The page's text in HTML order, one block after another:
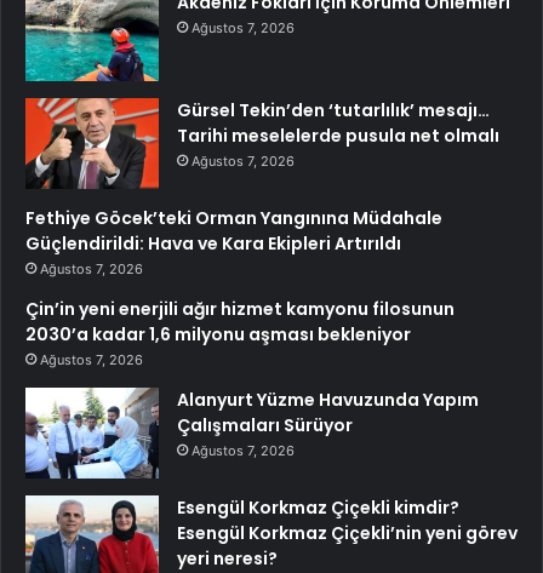
Ağustos 7, 2026
Gürsel Tekin’den ‘tutarlılık’ mesajı…
Tarihi meselelerde pusula net olmalı
Ağustos 7, 2026
Fethiye Göcek’teki Orman Yangınına Müdahale
Güçlendirildi: Hava ve Kara Ekipleri Artırıldı
Ağustos 7, 2026
Çin’in yeni enerjili ağır hizmet kamyonu filosunun
2030’a kadar 1,6 milyonu aşması bekleniyor
Ağustos 7, 2026
Alanyurt Yüzme Havuzunda Yapım
Çalışmaları Sürüyor
Ağustos 7, 2026
Esengül Korkmaz Çiçekli kimdir?
Esengül Korkmaz Çiçekli’nin yeni görev
yeri neresi?